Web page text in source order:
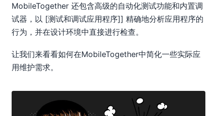
MobileTogether 还包含高级的自动化测试功能和内置调
试器，以 [测试和调试应用程序]] 精确地分析应用程序的
行为，并在设计环境中直接进行检查。
让我们来看看如何在MobileTogether中简化一些实际应
用维护需求。